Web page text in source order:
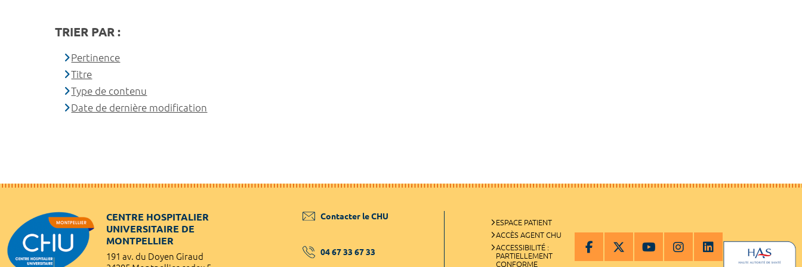
TRIER PAR :
Pertinence
Titre
Type de contenu
Date de dernière modification
CENTRE HOSPITALIER
UNIVERSITAIRE DE
MONTPELLIER
191 av. du Doyen Giraud
Contacter le CHU
04 67 33 67 33
ESPACE PATIENT
ACCÈS AGENT CHU
ACCESSIBILITÉ :
PARTIELLEMENT
CONFORME